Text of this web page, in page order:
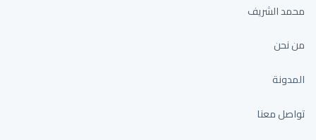
محمد الشريف
من نحن
المدونة
تواصل معنا